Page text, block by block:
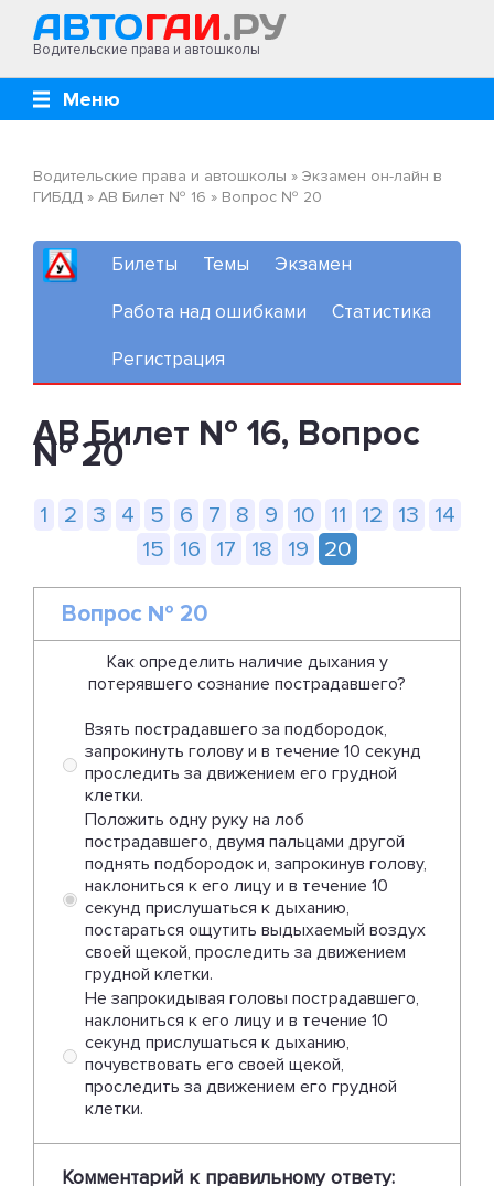
Водительские права и автошколы
Меню
Водительские права и автошколы » Экзамен он-лайн в
ГИБДД » AB Билет № 16 » Вопрос № 20
Билеты Темы Экзамен
Работа над ошибками Статистика
Регистрация
AB Билет № 16, Вопрос
№ 20
1 2 3 4 5 6 7 8 9 10 11 12 13
14
15
16 17 18 19 20
Вопрос № 20
Как определить наличие дыхания у
потерявшего сознание пострадавшего?
Взять пострадавшего за подбородок,
запрокинуть голову и в течение 10 секунд
проследить за движением его грудной
клетки.
Положить одну руку на лоб
пострадавшего, двумя пальцами другой
поднять подбородок и, запрокинув голову,
наклониться к его лицу и в течение 10
секунд прислушаться к дыханию,
постараться ощутить выдыхаемый воздух
своей щекой, проследить за движением
грудной клетки.
Не запрокидывая головы пострадавшего,
наклониться к его лицу и в течение 10
секунд прислушаться к дыханию,
почувствовать его своей щекой,
проследить за движением его грудной
клетки.
Комментарий к правильному ответу: